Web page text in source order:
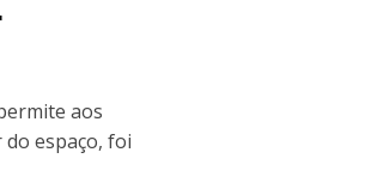
aos
espaço, foi